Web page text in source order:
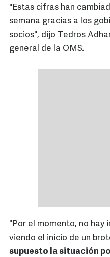
"Estas cifras han
semana gracias a los
socios", dijo Tedros
general de la OMS.
"Por el momento, no hay
viendo el inicio de un
supuesto la situación